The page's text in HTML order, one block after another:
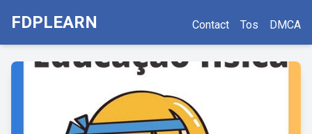
FDPLEARN Contact Tos DMCA